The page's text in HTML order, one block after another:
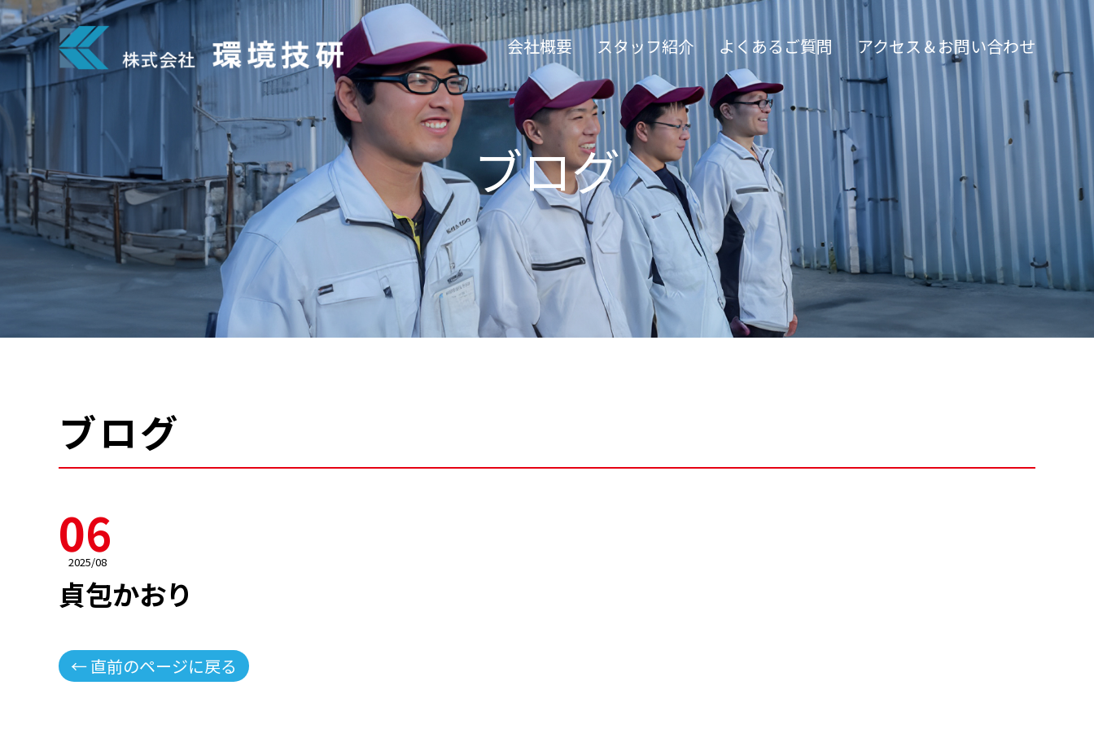
会社概要 スタッフ紹介 よくあるご質問 アクセス＆お問い合わせ
ブログ
ブログ
06
2025/08
貞包かおり
← 直前のページに戻る